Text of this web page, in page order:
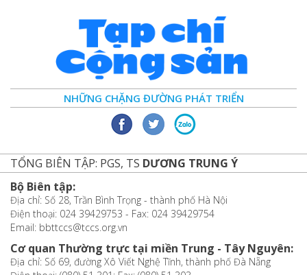
NHỮNG CHẶNG ĐƯỜNG PHÁT TRIỂN
TỔNG BIÊN TẬP: PGS, TS DƯƠNG TRUNG Ý
Bộ Biên tập:
Địa chỉ: Số 28, Trần Bình Trọng - thành phố Hà Nội
Điện thoại: 024 39429753 - Fax: 024 39429754
Email: bbttccs@tccs.org.vn
Cơ quan Thường trực tại miền Trung - Tây Nguyên:
Địa chỉ: Số 69, đường Xô Viết Nghệ Tĩnh, thành phố Đà Nẵng